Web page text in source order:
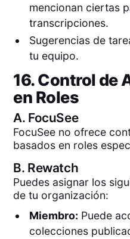
mencionan ciertas
transcripciones.
Sugerencias de
tu equipo.
16. Control de
en Roles
A. FocuSee
FocuSee no ofrece
basados en roles
B. Rewatch
Puedes asignar los
de tu organización:
Miembro: Puede
colecciones